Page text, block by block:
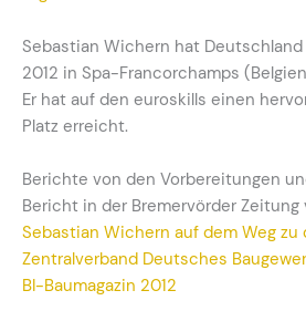
Sebastian Wichern hat
2012 in Spa-Francorchamps
Er hat auf den euroskills einen
Platz erreicht.
Berichte von den Vorbereitungen
Bericht in der Bremervörder Zeitung
Sebastian Wichern auf dem Weg zu
Zentralverband Deutsches
BI-Baumagazin 2012